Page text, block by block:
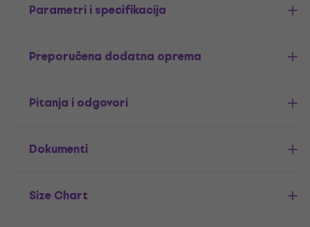
Parametri i specifikacija
Preporučena dodatna oprema
Pitanja i odgovori
Dokumenti
Size Chart